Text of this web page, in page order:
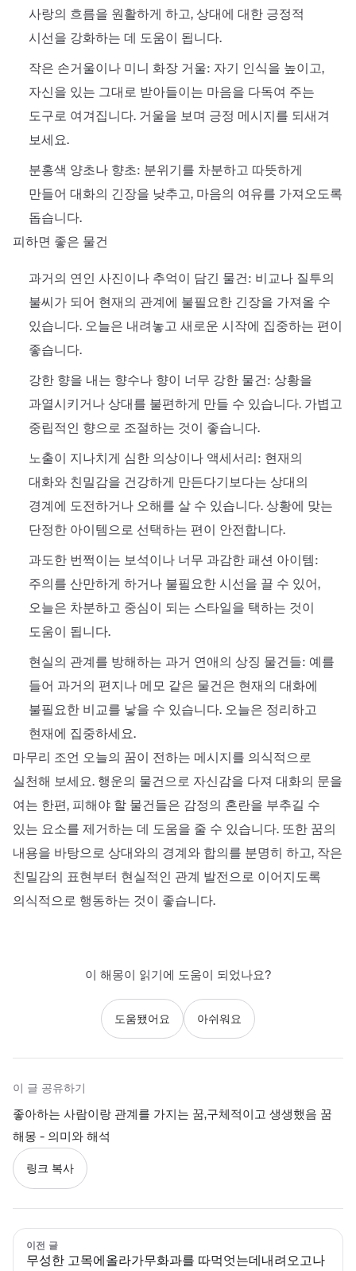
사랑의 흐름을 원활하게 하고, 상대에 대한 긍정적
시선을 강화하는 데 도움이 됩니다.
작은 손거울이나 미니 화장 거울: 자기 인식을 높이고,
자신을 있는 그대로 받아들이는 마음을 다독여 주는
도구로 여겨집니다. 거울을 보며 긍정 메시지를 되새겨
보세요.
분홍색 양초나 향초: 분위기를 차분하고 따뜻하게
만들어 대화의 긴장을 낮추고, 마음의 여유를 가져오도록
돕습니다.
피하면 좋은 물건
과거의 연인 사진이나 추억이 담긴 물건: 비교나 질투의
불씨가 되어 현재의 관계에 불필요한 긴장을 가져올 수
있습니다. 오늘은 내려놓고 새로운 시작에 집중하는 편이
좋습니다.
강한 향을 내는 향수나 향이 너무 강한 물건: 상황을
과열시키거나 상대를 불편하게 만들 수 있습니다. 가볍고
중립적인 향으로 조절하는 것이 좋습니다.
노출이 지나치게 심한 의상이나 액세서리: 현재의
대화와 친밀감을 건강하게 만든다기보다는 상대의
경계에 도전하거나 오해를 살 수 있습니다. 상황에 맞는
단정한 아이템으로 선택하는 편이 안전합니다.
과도한 번쩍이는 보석이나 너무 과감한 패션 아이템:
주의를 산만하게 하거나 불필요한 시선을 끌 수 있어,
오늘은 차분하고 중심이 되는 스타일을 택하는 것이
도움이 됩니다.
현실의 관계를 방해하는 과거 연애의 상징 물건들: 예를
들어 과거의 편지나 메모 같은 물건은 현재의 대화에
불필요한 비교를 낳을 수 있습니다. 오늘은 정리하고
현재에 집중하세요.
마무리 조언 오늘의 꿈이 전하는 메시지를 의식적으로
실천해 보세요. 행운의 물건으로 자신감을 다져 대화의 문을
여는 한편, 피해야 할 물건들은 감정의 혼란을 부추길 수
있는 요소를 제거하는 데 도움을 줄 수 있습니다. 또한 꿈의
내용을 바탕으로 상대와의 경계와 합의를 분명히 하고, 작은
친밀감의 표현부터 현실적인 관계 발전으로 이어지도록
의식적으로 행동하는 것이 좋습니다.
이 해몽이 읽기에 도움이 되었나요?
도움됐어요 아쉬워요
이 글 공유하기
좋아하는 사람이랑 관계를 가지는 꿈,구체적이고 생생했음 꿈
해몽 - 의미와 해석
링크 복사
이전 글
무성한 고목에올라가무화과를 따먹엇는데내려오고나